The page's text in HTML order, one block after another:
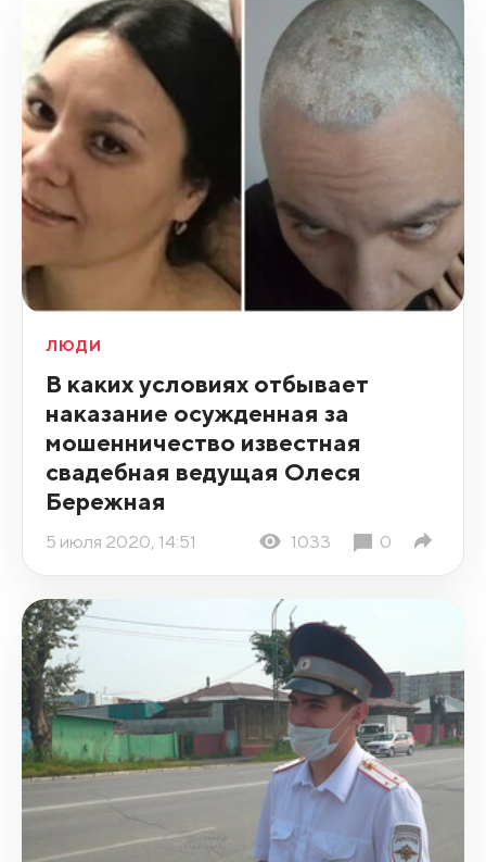
ЛЮДИ
В каких условиях отбывает
наказание осужденная за
мошенничество известная
свадебная ведущая Олеся
Бережная
5 июля 2020, 14:51 1033 0